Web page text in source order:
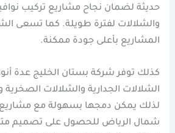
حديثة لضمان نجاح مشاريع تركيب
والشلالات لفترة طويلة. كما تسعى
المشاريع بأعلى جودة ممكنة.
كذلك توفر شركة بستان الخليج عدة
الشلالات الجدارية والشلالات الصخرية
لذلك يمكن دمجها بسهولة مع مشاريع
شمال الرياض للحصول على تصميم